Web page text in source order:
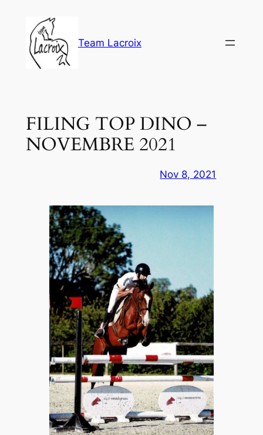
contenu
Team Lacroix
FILING TOP DINO –
NOVEMBRE 2021
Nov 8, 2021